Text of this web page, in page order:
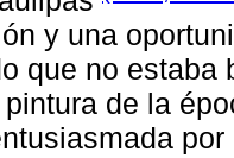
y una
que no
de la